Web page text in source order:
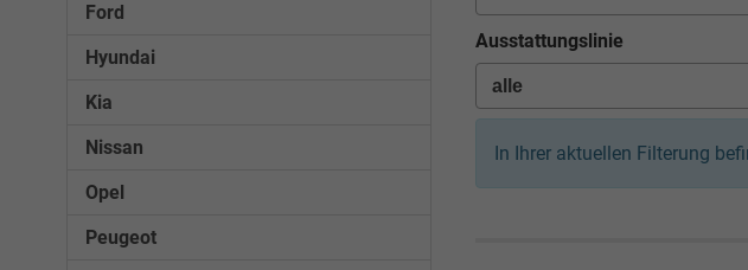
Ausstattungslinie
In Ihrer aktuellen Filterung
Ford
Hyundai
Kia
Nissan
Opel
Peugeot